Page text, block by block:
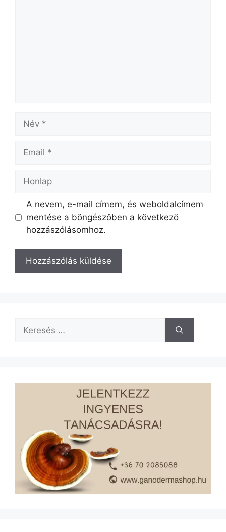
Név
Email
Honlap
A nevem, e-mail címem, és weboldalcímem
mentése a böngészőben a következő
hozzászólásomhoz.
Keresés: